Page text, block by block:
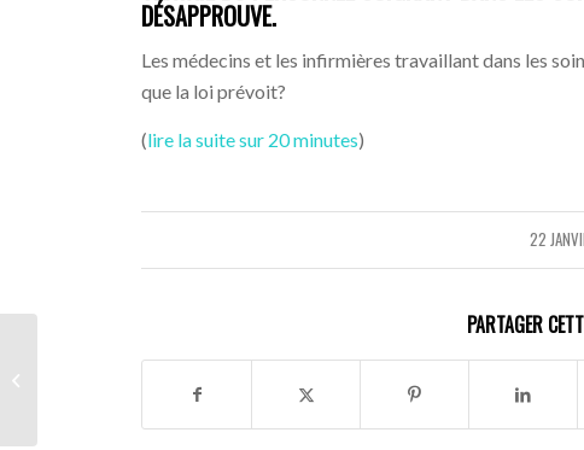
DÉSAPPROUVE.
Les médecins et les infirmières travaillant dans les
que la loi prévoit?
(lire la suite sur 20 minutes)
22
PARTAGER